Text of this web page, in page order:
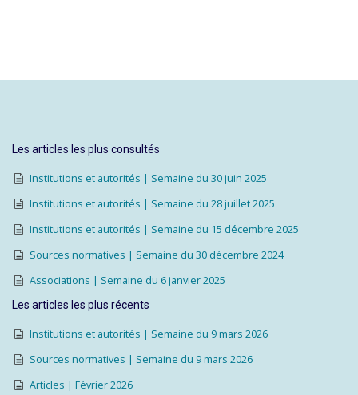
Les articles les plus consultés
Institutions et autorités | Semaine du 30 juin 2025
Institutions et autorités | Semaine du 28 juillet 2025
Institutions et autorités | Semaine du 15 décembre 2025
Sources normatives | Semaine du 30 décembre 2024
Associations | Semaine du 6 janvier 2025
Les articles les plus récents
Institutions et autorités | Semaine du 9 mars 2026
Sources normatives | Semaine du 9 mars 2026
Articles | Février 2026